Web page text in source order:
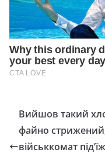
Вийшов такий
файно стрижений,
військкомат